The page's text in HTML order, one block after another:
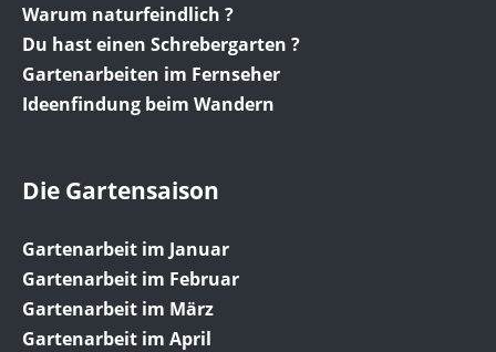
Warum naturfeindlich ?
Du hast einen Schrebergarten ?
Gartenarbeiten im Fernseher
Ideenfindung beim Wandern
Die Gartensaison
Gartenarbeit im Januar
Gartenarbeit im Februar
Gartenarbeit im März
Gartenarbeit im April